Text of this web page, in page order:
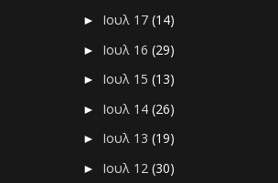
► Ιουλ 17(14)
► Ιουλ 16(29)
► Ιουλ 15(13)
► Ιουλ 14(26)
► Ιουλ 13(19)
► Ιουλ 12(30)